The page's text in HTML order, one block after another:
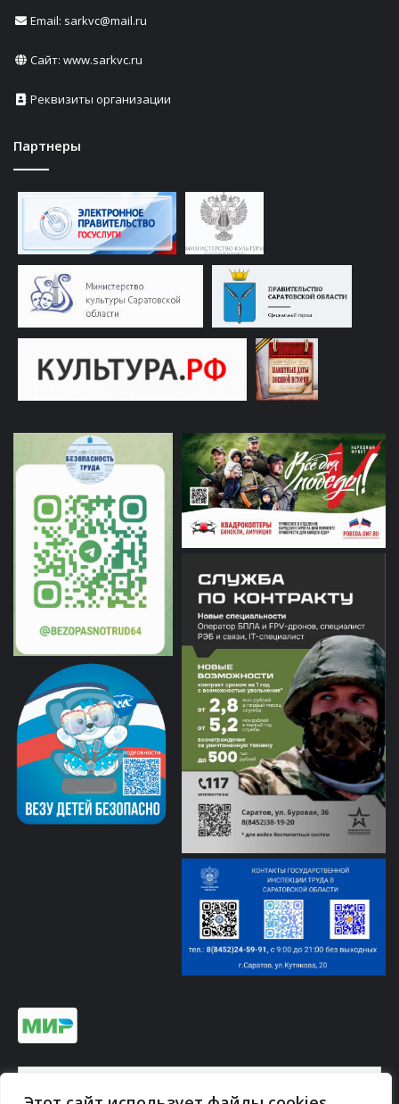
Email: sarkvc@mail.ru
Сайт: www.sarkvc.ru
Реквизиты организации
Партнеры